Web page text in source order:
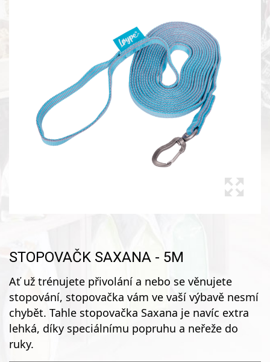
STOPOVAČK SAXANA - 5M
Ať už trénujete přivolání a nebo se věnujete
stopování, stopovačka vám ve vaší výbavě nesmí
chybět. Tahle stopovačka Saxana je navíc extra
lehká, díky speciálnímu popruhu a neřeže do
ruky.